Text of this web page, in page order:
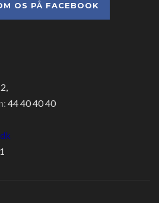
OS PÅ FACEBOOK
44 40 40 40